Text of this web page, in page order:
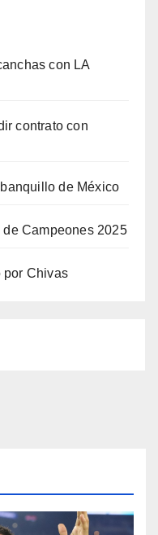
con LA
contrato con
de México
Campeones 2025
por Chivas